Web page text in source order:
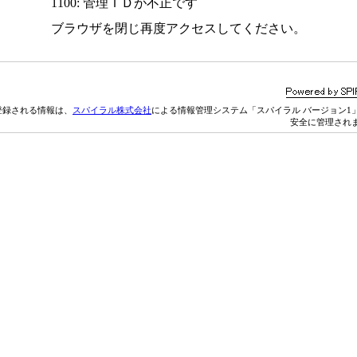
1100: 管理ＩＤが不正です
ブラウザを閉じ再度アクセスしてください。
される情報は、 スパイラル株式会社による情報管理システム「スパイラル バージョン1
安全に管理され